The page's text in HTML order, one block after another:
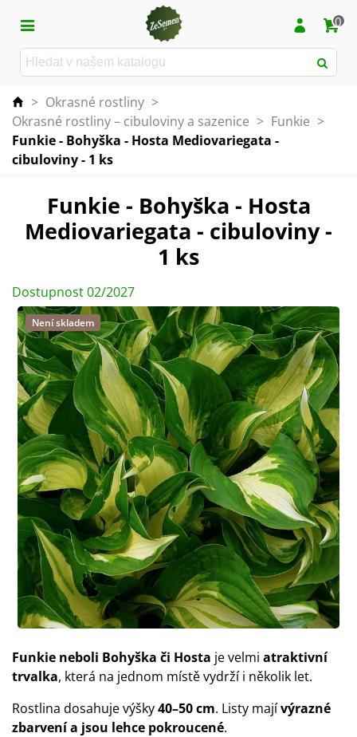
0
> Okrasné rostliny >
Okrasné rostliny – cibuloviny a sazenice > Funkie >
Funkie - Bohyška - Hosta Mediovariegata -
cibuloviny - 1 ks
Funkie - Bohyška - Hosta
Mediovariegata - cibuloviny -
1 ks
Dostupnost 02/2027
Není skladem
Funkie neboli Bohyška či Hosta je velmi atraktivní
trvalka, která na jednom místě vydrží i několik let.
Rostlina dosahuje výšky40–50 cm. Listy majívýrazné
zbarvení a jsou lehce pokroucené.